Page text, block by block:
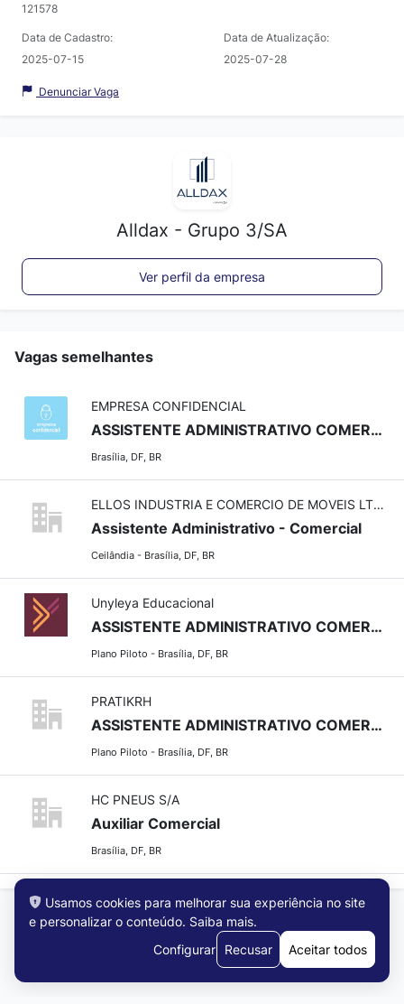
121578
Data de Cadastro:
2025-07-15
Data de Atualização:
2025-07-28
Denunciar Vaga
Alldax - Grupo 3/SA
Ver perfil da empresa
Vagas semelhantes
EMPRESA CONFIDENCIAL
ASSISTENTE ADMINISTRATIVO COMERCIAL
Brasília, DF, BR
ELLOS INDUSTRIA E COMERCIO DE MOVEIS LTDA
Assistente Administrativo - Comercial
Ceilândia - Brasília, DF, BR
Unyleya Educacional
ASSISTENTE ADMINISTRATIVO COMERCIAL
Plano Piloto - Brasília, DF, BR
PRATIKRH
ASSISTENTE ADMINISTRATIVO COMERCIAL
Plano Piloto - Brasília, DF, BR
HC PNEUS S/A
Auxiliar Comercial
Brasília, DF, BR
Usamos cookies para melhorar sua experiência no site
e personalizar o conteúdo. Saiba mais.
Configurar
Recusar Aceitar todos